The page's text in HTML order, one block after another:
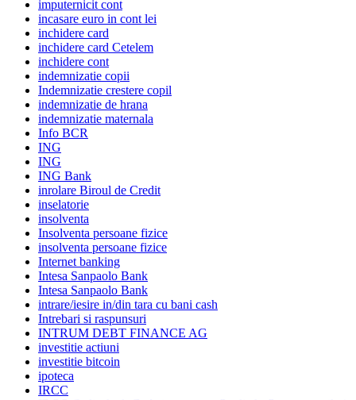
imputernicit cont
incasare euro in cont lei
inchidere card
inchidere card Cetelem
inchidere cont
indemnizatie copii
Indemnizatie crestere copil
indemnizatie de hrana
indemnizatie maternala
Info BCR
ING
ING
ING Bank
inrolare Biroul de Credit
inselatorie
insolventa
Insolventa persoane fizice
insolventa persoane fizice
Internet banking
Intesa Sanpaolo Bank
Intesa Sanpaolo Bank
intrare/iesire in/din tara cu bani cash
Intrebari si raspunsuri
INTRUM DEBT FINANCE AG
investitie actiuni
investitie bitcoin
ipoteca
IRCC